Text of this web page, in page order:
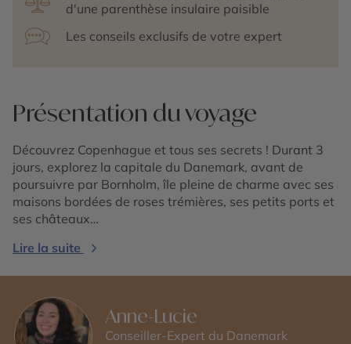
d'une parenthèse insulaire paisible
Les conseils exclusifs de votre expert
Présentation du voyage
Découvrez Copenhague et tous ses secrets ! Durant 3
jours, explorez la capitale du Danemark, avant de
poursuivre par Bornholm, île pleine de charme avec ses
maisons bordées de roses trémières, ses petits ports et
ses châteaux…
Lire la suite
Anne-Lucie
Conseiller-Expert du Danemark